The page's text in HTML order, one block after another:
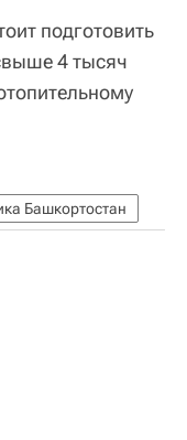
подготовить
4 тысяч
Башкортостан